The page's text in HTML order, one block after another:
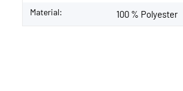
Material: 100 % Polyester